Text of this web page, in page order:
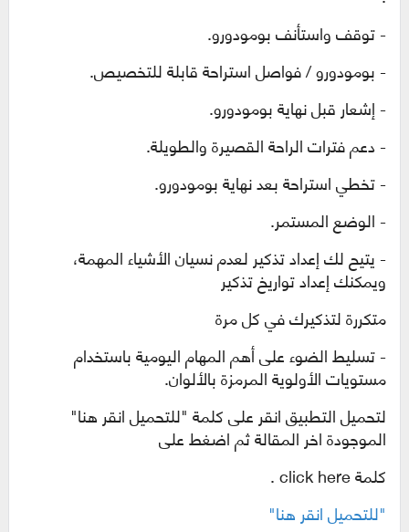
- توقف واستأنف بومودورو.
- بومودورو / فواصل استراحة قابلة للتخصيص.
- إشعار قبل نهاية بومودورو.
- دعم فترات الراحة القصيرة والطويلة.
- تخطي استراحة بعد نهاية بومودورو.
- الوضع المستمر.
- يتيح لك إعداد تذكير لعدم نسيان الأشياء المهمة،
ويمكنك إعداد تواريخ تذكير
متكررة لتذكيرك في كل مرة
-تسليط الضوء على أهم المهام اليومية باستخدام
مستويات الأولوية المرمزة بالألوان.
لتحميل التطبيق انقر على كلمة "للتحميل انقر هنا"
الموجودة اخر المقالة ثم اضغط على
كلمةclick here .
"للتحميل انقر هنا"